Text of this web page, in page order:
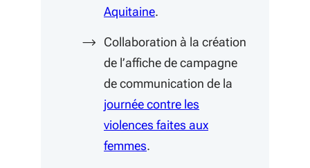
Aquitaine(S'ouvre dans une nouvelle
.
Collaboration à la création
de l’affiche de campagne
de communication de la
journée contre les
violences faites aux
femmes.